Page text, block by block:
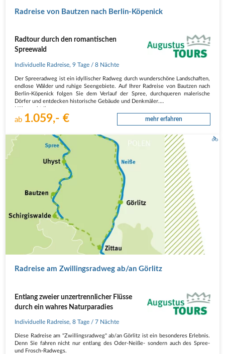
Radreise von Bautzen nach Berlin-Köpenick
Radtour durch den romantischen
Spreewald
Individuelle Radreise,9 Tage / 8 Nächte
Der Spreeradweg ist ein idyllischer Radweg durch wunderschöne Landschaften,
endlose Wälder und ruhige Seengebiete. Auf Ihrer Radreise von Bautzen nach
Berlin-Köpenick folgen Sie dem Verlauf der Spree, durchqueren malerische
Dörfer und entdecken historische Gebäude und Denkmäler.
ab 1.059,- € mehr erfahren
Radreise am Zwillingsradweg ab/an Görlitz
Entlang zweier unzertrennlicher Flüsse
durch ein wahres Naturparadies
Individuelle Radreise,8 Tage / 7 Nächte
Diese Radreise am "Zwillingsradweg" ab/an Görlitz ist ein besonderes Erlebnis.
Denn Sie fahren nicht nur entlang des Oder-Neiße- sondern auch des Spree-
und Frosch-Radwegs.